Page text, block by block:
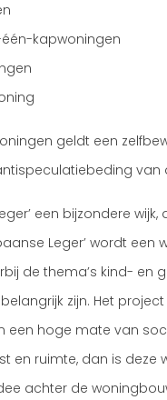
kapwoningen
geldt een
van
een bijzondere
Leger’ wordt een
de thema’s kind- en
zijn. Het
een hoge mate van
en ruimte, dan is deze
achter de